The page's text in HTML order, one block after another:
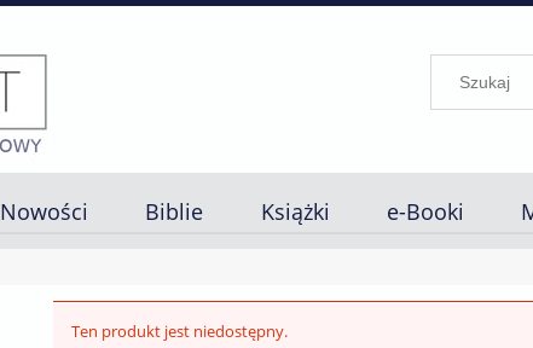
Nowości Biblie Książki e-Booki
Ten produkt jest niedostępny.